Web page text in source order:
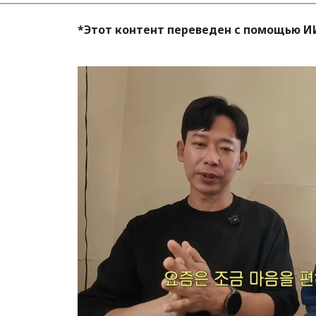
*Этот контент переведен с помощью